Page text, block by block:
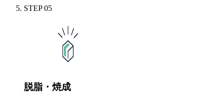
STEP 05
脱脂・焼成